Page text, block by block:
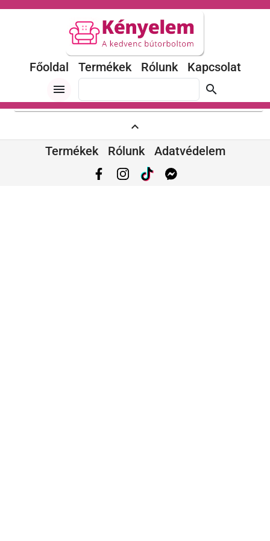
Főoldal Termékek Rólunk
Kapcsolat
menu
search
expand_less
Termékek
Rólunk Adatvédelem